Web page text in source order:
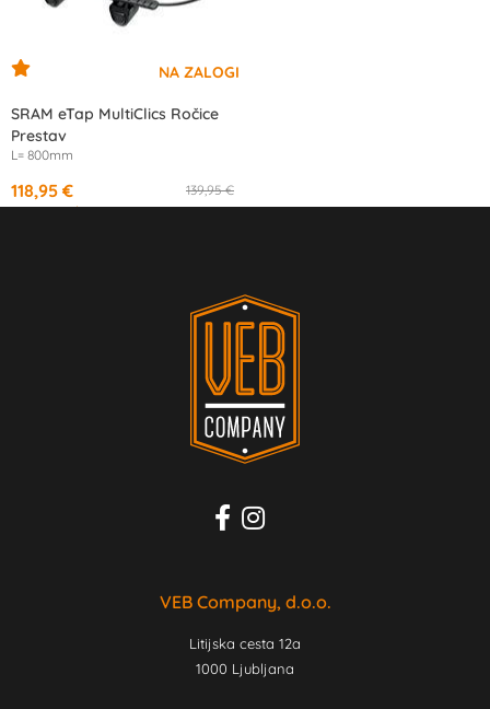
SRAM eTap MultiClics Ročice
Prestav
L= 800mm
139,95 €
118,95 €
od11,18 €/mesec
VEB Company, d.o.o.
Litijska cesta 12a
1000 Ljubljana